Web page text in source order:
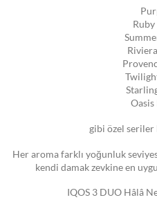
Ruby
Oasis
gibi özel seriler
Her aroma farklı yoğunluk
kendi damak zevkine en
IQOS 3 DUO Hâlâ